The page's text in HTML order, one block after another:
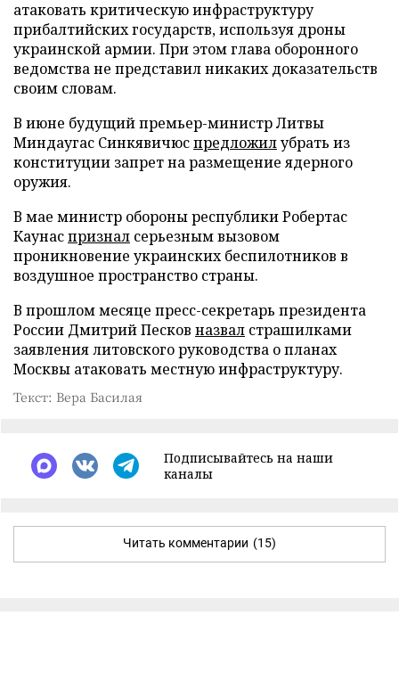
атаковать критическую инфраструктуру
прибалтийских государств, используя дроны
украинской армии. При этом глава оборонного
ведомства не представил никаких доказательств
своим словам.
В июне будущий премьер-министр Литвы
Миндаугас Синкявичюспредложилубрать из
конституции запрет на размещение ядерного
оружия.
В мае министр обороны республики Робертас
Каунаспризнал серьезным вызовом
проникновение украинских беспилотников в
воздушное пространство страны.
В прошлом месяце пресс-секретарь президента
России Дмитрий Песков назвал страшилками
заявления литовского руководства о планах
Москвы атаковать местную инфраструктуру.
Текст: Вера Басилая
Подписывайтесь на наши
каналы
Читать комментарии (15)